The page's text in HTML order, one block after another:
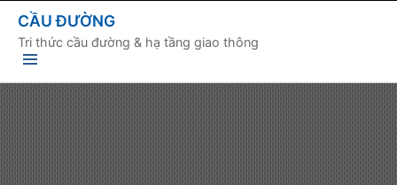
CẦU ĐƯỜNG
Tri thức cầu đường & hạ tầng giao thông